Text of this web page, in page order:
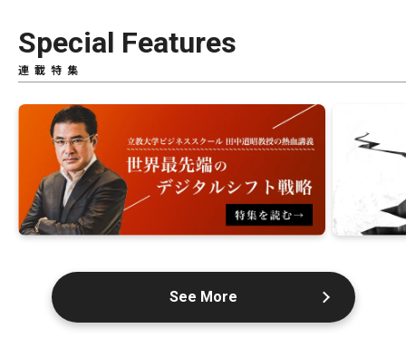
Special Features
連載特集
See More